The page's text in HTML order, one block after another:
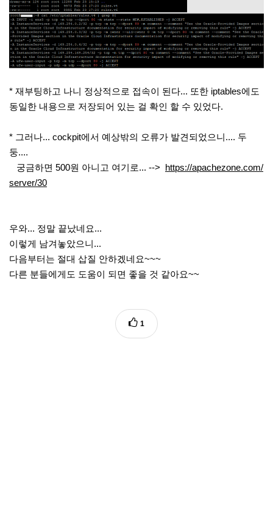
* 재부팅하고 나니 정상적으로 접속이 된다... 또한 iptables에도
동일한 내용으로 저장되어 있는 걸 확인 할 수 있었다.
* 그러나... cockpit에서 예상밖의 오류가 발견되었으니.... 두
둥....
궁금하면 500원 아니고 여기로... --> https://apachezone.com/
server/30
우와... 정말 끝났네요...
이렇게 남겨놓았으니...
다음부터는 절대 삽질 안하겠네요~~~
다른 분들에게도 도움이 되면 좋을 것 같아요~~
1